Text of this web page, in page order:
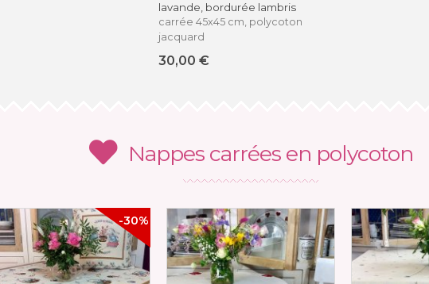
lavande, bordurée lambris
carrée 45x45 cm, polycoton
jacquard
30,00 €
Nappes carrées en polycoton
-30%